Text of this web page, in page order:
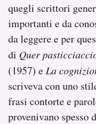
AREA PERSONALE
Newsletter
Notifiche mobile
Regala il Post
Hai bisogno di
Esci
quegli scrittori
importanti e da
da leggere e per
di Quer
(1957) e La
scriveva con uno
frasi contorte e
provenivano spesso